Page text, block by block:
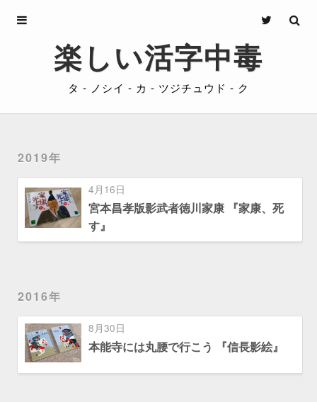
楽しい活字中毒
タ - ノシイ - カ - ツジチュウド - ク
2019年
4月16日
宮本昌孝版影武者徳川家康 『家康、死
す』
2016年
8月30日
本能寺には丸腰で行こう 『信長影絵』
Archives